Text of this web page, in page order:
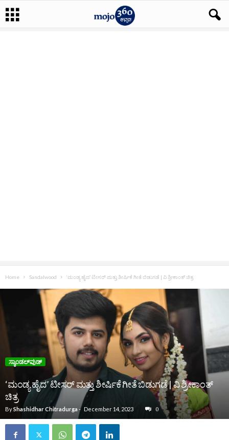
Home Sandalwood ‘ಮಂಡ್ಯ ಹೈದ’ ಟೀಸರ್ ಮತ್ತು ಶೀರ್ಷಿಕೆ ಗೀತೆ ಬಿಡುಗಡೆ | ವಿ ಶ್ರೀಕಾಂತ್ ಚಿತ್ರ
ಸ್ಯಾಂಡಲ್‌ವುಡ್‌
‘ಮಂಡ್ಯ ಹೈದ’ ಟೀಸರ್ ಮತ್ತು ಶೀರ್ಷಿಕೆ ಗೀತೆ ಬಿಡುಗಡೆ | ವಿ ಶ್ರೀಕಾಂತ್
ಚಿತ್ರ
ByShashidhar Chitradurga - December 14, 2023 0